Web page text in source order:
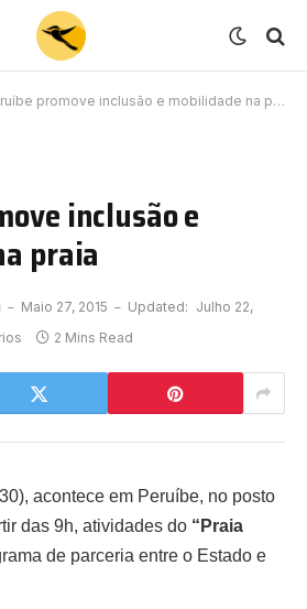
promove inclusão e mobilidade na praia
inclusão e
praia
Maio 27, 2015 Updated: Julho 22,
2 Mins Read
acontece em Peruíbe, no posto
das 9h, atividades do “Praia
de parceria entre o Estado e